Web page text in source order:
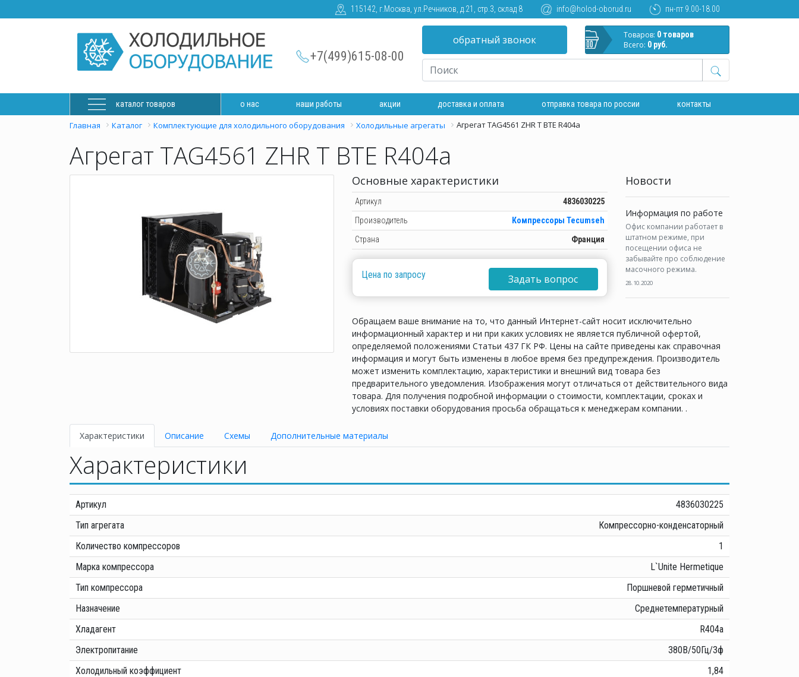
115142, г.Москва, ул.Речников, д.21, стр.3, склад 8 info@holod-oborud.ru пн-пт 9.00-18.00
+7(499)615-08-00
обратный звонок Товаров: 0 товаров
Всего: 0 руб.
каталог товаров о нас наши работы акции доставка и оплата отправка товара по россии контакты
Главная Каталог Комплектующие для холодильного оборудования Холодильные агрегаты Агрегат TAG4561 ZHR T BTE R404a
Агрегат TAG4561 ZHR T BTE R404a
Основные характеристики
Артикул
4836030225
Производитель
Компрессоры Tecumseh
Страна
Франция
Цена по запросу Задать вопрос
Новости
Информация по работе
Офис компании работает в
штатном режиме, при
посещении офиса не
забывайте про соблюдение
масочного режима.
28.10.2020
Обращаем ваше внимание на то, что данный Интернет-сайт носит исключительно
информационный характер и ни при каких условиях не является публичной офертой,
определяемой положениями Статьи 437 ГК РФ. Цены на сайте приведены как справочная
информация и могут быть изменены в любое время без предупреждения. Производитель
может изменить комплектацию, характеристики и внешний вид товара без
предварительного уведомления. Изображения могут отличаться от действительного вида
товара. Для получения подробной информации о стоимости, комплектации, сроках и
условиях поставки оборудования просьба обращаться к менеджерам компании. .
Характеристики Описание Схемы Дополнительные материалы
Характеристики
Артикул
4836030225
Тип агрегата
Компрессорно-конденсаторный
Количество компрессоров
1
Марка компрессора
L`Unite Hermetique
Тип компрессора
Поршневой герметичный
Назначение
Среднетемпературный
Хладагент
R404a
Электропитание
380В/50Гц/3ф
Холодильный коэффициент
1,84